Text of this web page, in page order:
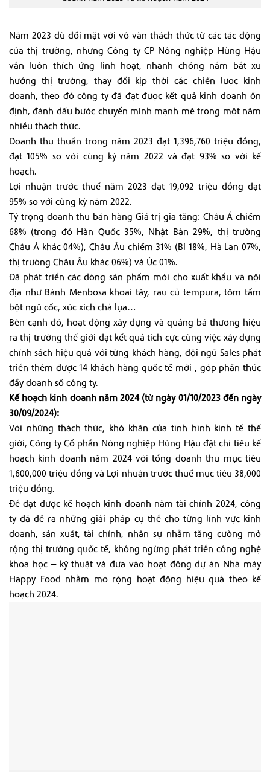
Năm 2023 dù đối mặt với vô vàn thách thức từ các tác động
của thị trường, nhưng Công ty CP Nông nghiệp Hùng Hậu
vẫn luôn thích ứng linh hoạt, nhanh chóng nắm bắt xu
hướng thị trường, thay đổi kịp thời các chiến lược kinh
doanh, theo đó công ty đã đạt được kết quả kinh doanh ổn
định, đánh dấu bước chuyển mình mạnh mẽ trong một năm
nhiều thách thức.
Doanh thu thuần trong năm 2023 đạt 1,396,760 triệu đồng,
đạt 105% so với cùng kỳ năm 2022 và đạt 93% so với kế
hoạch.
Lợi nhuận trước thuế năm 2023 đạt 19,092 triệu đồng đạt
95% so với cùng kỳ năm 2022.
Tỷ trọng doanh thu bán hàng Giá trị gia tăng: Châu Á chiếm
68% (trong đó Hàn Quốc 35%, Nhật Bản 29%, thị trường
Châu Á khác 04%), Châu Âu chiếm 31% (Bỉ 18%, Hà Lan 07%,
thị trường Châu Âu khác 06%) và Úc 01%.
Đã phát triển các dòng sản phẩm mới cho xuất khẩu và nội
địa như Bánh Menbosa khoai tây, rau củ tempura, tôm tẩm
bột ngũ cốc, xúc xích chả lụa…
Bên cạnh đó, hoạt động xây dựng và quảng bá thương hiệu
ra thị trường thế giới đạt kết quả tích cực cùng việc xây dựng
chính sách hiệu quả với từng khách hàng, đội ngũ Sales phát
triển thêm được 14 khách hàng quốc tế mới , góp phần thúc
đẩy doanh số công ty.
Kế hoạch kinh doanh năm 2024 (từ ngày 01/10/2023 đến ngày
30/09/2024):
Với những thách thức, khó khăn của tình hình kinh tế thế
giới, Công ty Cổ phần Nông nghiệp Hùng Hậu đặt chỉ tiêu kế
hoạch kinh doanh năm 2024 với tổng doanh thu mục tiêu
1,600,000 triệu đồng và Lợi nhuận trước thuế mục tiêu 38,000
triệu đồng.
Để đạt được kế hoạch kinh doanh năm tài chính 2024, công
ty đã đề ra những giải pháp cụ thể cho từng lĩnh vực kinh
doanh, sản xuất, tài chính, nhân sự nhằm tăng cường mở
rộng thị trường quốc tế, không ngừng phát triển công nghệ
khoa học – kỹ thuật và đưa vào hoạt động dự án Nhà máy
Happy Food nhằm mở rộng hoạt động hiệu quả theo kế
hoạch 2024.